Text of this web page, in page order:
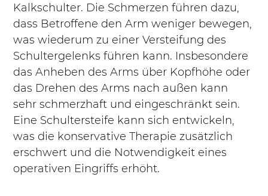
Kalkschulter. Die Schmerzen führen dazu,
dass Betroffene den Arm weniger bewegen,
was wiederum zu einer Versteifung des
Schultergelenks führen kann. Insbesondere
das Anheben des Arms über Kopfhöhe oder
das Drehen des Arms nach außen kann
sehr schmerzhaft und eingeschränkt sein.
Eine Schultersteife kann sich entwickeln,
was die konservative Therapie zusätzlich
erschwert und die Notwendigkeit eines
operativen Eingriffs erhöht.